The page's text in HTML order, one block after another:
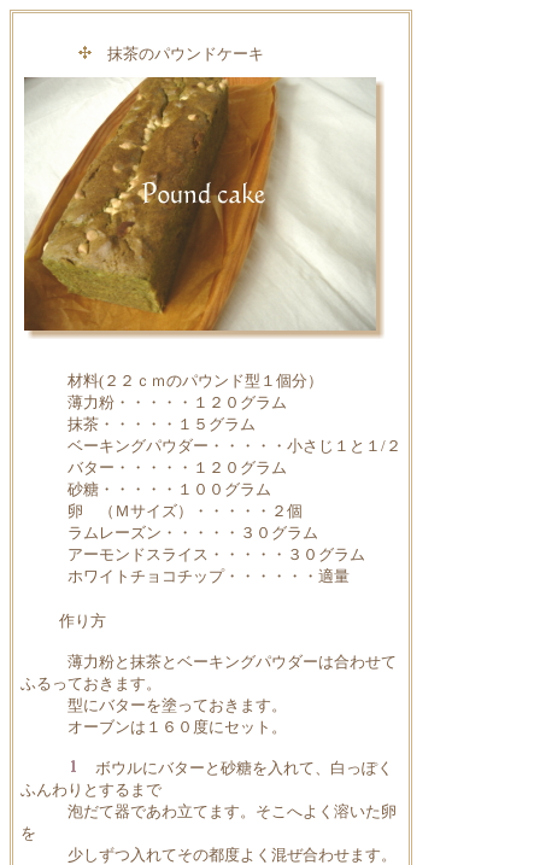
抹茶のパウンドケーキ
材料(２２ｃｍのパウンド型１個分）
薄力粉・・・・・１２０グラム
抹茶・・・・・１５グラム
ベーキングパウダー・・・・・小さじ１と１/２
バター・・・・・１２０グラム
砂糖・・・・・１００グラム
卵 （Ｍサイズ）・・・・・２個
ラムレーズン・・・・・３０グラム
アーモンドスライス・・・・・３０グラム
ホワイトチョコチップ・・・・・・適量
作り方
薄力粉と抹茶とベーキングパウダーは合わせて
ふるっておきます。
型にバターを塗っておきます。
オーブンは１６０度にセット。
ボウルにバターと砂糖を入れて、白っぽく
ふんわりとするまで
泡だて器であわ立てます。そこへよく溶いた卵
を
少しずつ入れてその都度よく混ぜ合わせます。